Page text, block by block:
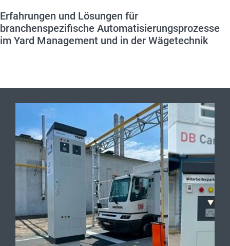
Erfahrungen und Lösungen für
branchenspezifische Automatisierungsprozesse
im Yard Management und in der Wägetechnik